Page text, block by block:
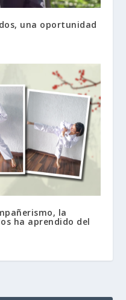
una oportunidad
la
ha aprendido del